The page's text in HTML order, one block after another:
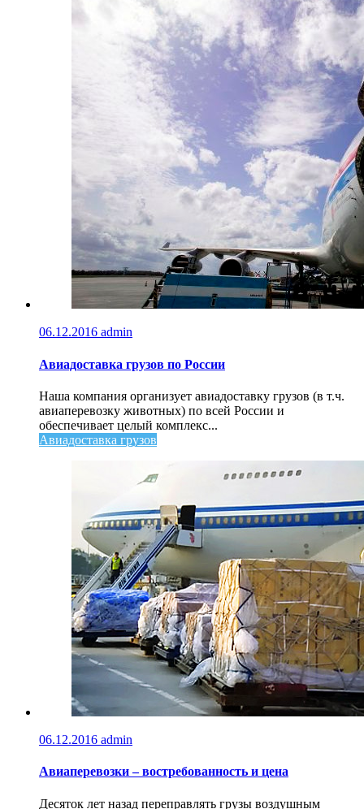
06.12.2016 admin
Авиадоставка грузов по России
Наша компания организует авиадоставку грузов (в т.ч.
авиаперевозку животных) по всей России и
обеспечивает целый комплекс...
Авиадоставка грузов
06.12.2016 admin
Авиаперевозки – востребованность и цена
Десяток лет назад переправлять грузы воздушным